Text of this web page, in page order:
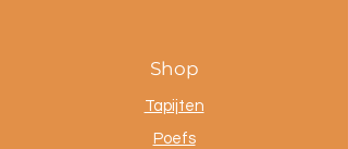
Shop
Tapijten
Poefs